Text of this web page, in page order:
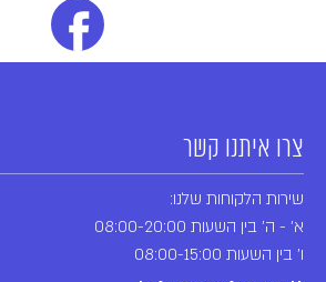
צרו איתנו קשר
שירות הלקוחות שלנו:
א' - ה' בין השעות 08:00-20:00
ו' בין השעות 08:00-15:00